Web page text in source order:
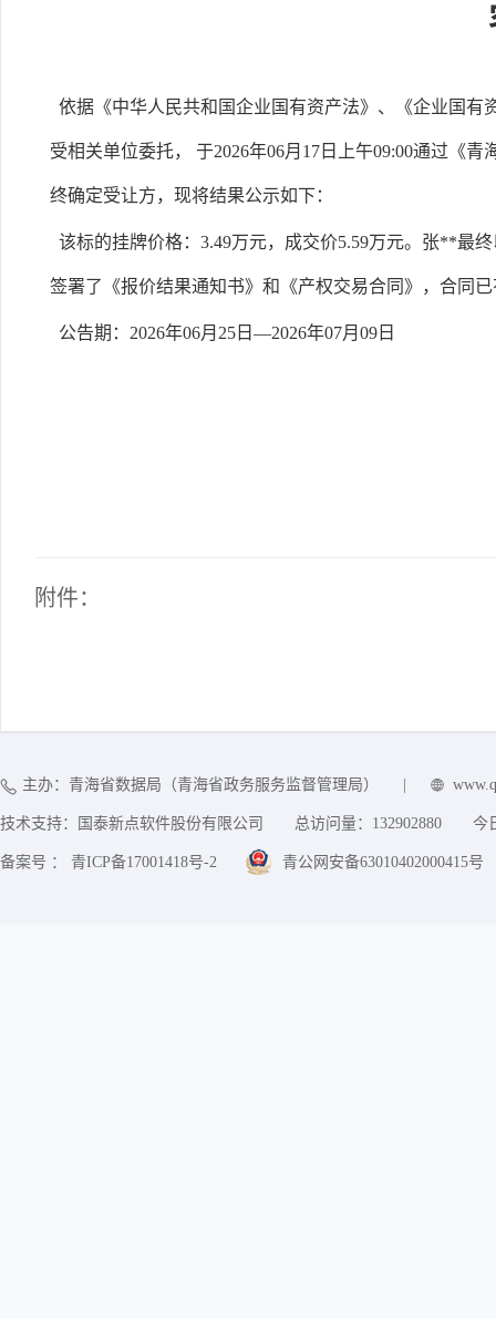
依据《中华人民共和国企业国有资产法》、《企业国
受相关单位委托， 于2026年06月17日上午09:00通过《
终确定受让方，现将结果公示如下：
该标的挂牌价格：3.49万元，成交价5.59万元。张**最
签署了《报价结果通知书》和《产权交易合同》，合同
公告期：2026年06月25日—2026年07月09日
附件：
主办：青海省数据局（青海省政务服务监督管理局）
技术支持：国泰新点软件股份有限公司 总访问量： 132902880 今
备案号 ： 青ICP备17001418号-2 青公网安备63010402000415号